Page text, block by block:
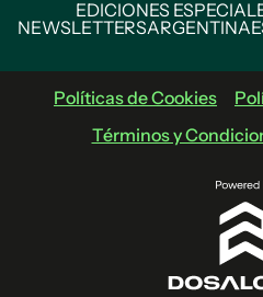
EDICIONES
NEWSLETTERSARGENTINA
Políticas de Cookies
Términos y